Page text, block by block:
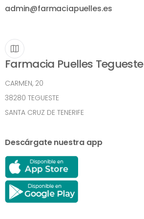
admin@farmaciapuelles.es
Farmacia Puelles Tegueste
CARMEN, 20
38280 TEGUESTE
SANTA CRUZ DE TENERIFE
Descárgate nuestra app